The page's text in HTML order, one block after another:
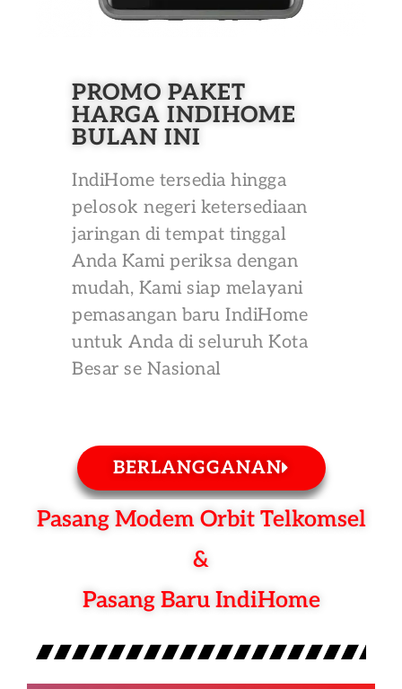
PROMO PAKET
HARGA INDIHOME
BULAN INI
IndiHome tersedia hingga
pelosok negeri ketersediaan
jaringan di tempat tinggal
Anda Kami periksa dengan
mudah, Kami siap melayani
pemasangan baru IndiHome
untuk Anda di seluruh Kota
Besar se Nasional
BERLANGGANAN
Pasang Modem Orbit Telkomsel
&
Pasang Baru IndiHome